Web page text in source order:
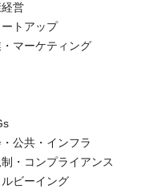
営
トアップ
マーケティング
公共・インフラ
・コンプライアンス
ビーイング